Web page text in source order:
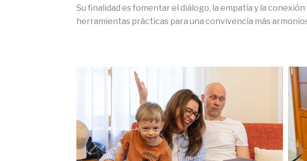
Su finalidad es fomentar el diálogo, la empatía y la
herramientas prácticas para una convivencia más